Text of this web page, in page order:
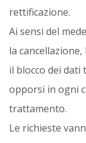
rettificazione.
Ai sensi del
la
il blocco dei
opporsi in ogni
trattamento.
Le richieste